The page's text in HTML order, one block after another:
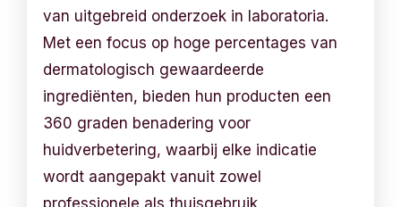
van uitgebreid onderzoek in laboratoria.
Met een focus op hoge percentages van
dermatologisch gewaardeerde
ingrediënten, bieden hun producten een
360 graden benadering voor
huidverbetering, waarbij elke indicatie
wordt aangepakt vanuit zowel